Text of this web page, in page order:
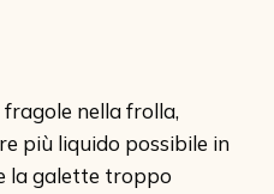
nella frolla,
più liquido possibile in
la galette troppo